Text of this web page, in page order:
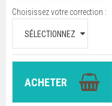
Choisissez votre correction :